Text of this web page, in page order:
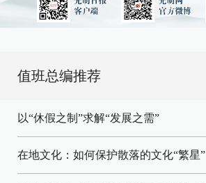
值班总编推荐
以“休假之制”求解“发展之需”
在地文化：如何保护散落的文化“繁星”